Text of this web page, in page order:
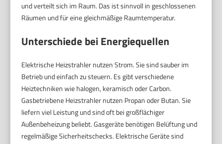
und verteilt sich im Raum. Das ist sinnvoll in geschlossenen
Räumen und für eine gleichmäßige Raumtemperatur.
Unterschiede bei Energiequellen
Elektrische Heizstrahler nutzen Strom. Sie sind sauber im
Betrieb und einfach zu steuern. Es gibt verschiedene
Heiztechniken wie halogen, keramisch oder Carbon.
Gasbetriebene Heizstrahler nutzen Propan oder Butan. Sie
liefern viel Leistung und sind oft bei großflächiger
Außenbeheizung beliebt. Gasgeräte benötigen Belüftung und
regelmäßige Sicherheitschecks. Elektrische Geräte sind